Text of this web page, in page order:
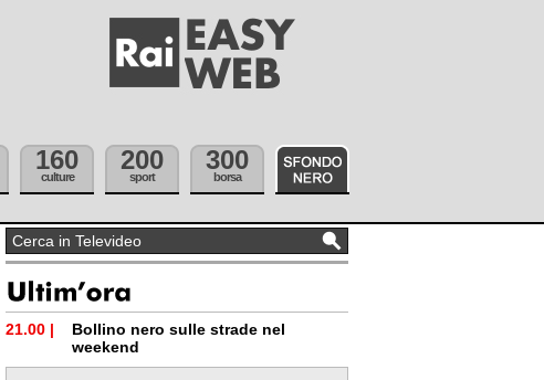
160
culture
200
sport
300
borsa
21.00 |
Bollino nero sulle strade nel
weekend